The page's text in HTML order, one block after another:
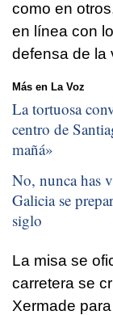
como en
en línea con
defensa de la
Más en La Voz
La tortuosa
centro de
mañá»
No, nunca has
Galicia se
siglo
La misa se
carretera se
Xermade